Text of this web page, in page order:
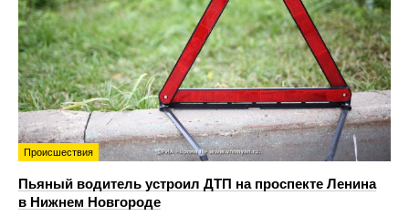
Происшествия
Пьяный водитель устроил ДТП на проспекте Ленина
в Нижнем Новгороде